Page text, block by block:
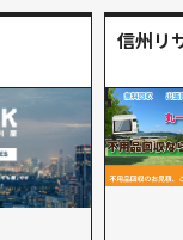
信州リ